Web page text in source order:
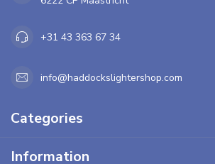
+31 43 363 67 34
info@haddockslightershop.com
Categories
Information